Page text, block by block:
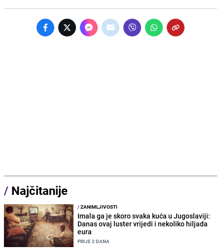
/ Najčitanije
/ZANIMLJIVOSTI
Imala ga je skoro svaka kuća u Jugoslaviji:
Danas ovaj luster vrijedi i nekoliko hiljada
eura
PRIJE 2 DANA